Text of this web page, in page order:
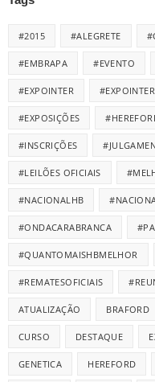
#2015 #ALEGRETE
#EMBRAPA #EVENTO
#EXPOINTER
#EXPOSIÇÕES
#INSCRIÇÕES
#LEILÕES OFICIAIS
#NACIONALHB
#ONDACARABRANCA
#QUANTOMAISHBMELHOR
#REMATESOFICIAIS
ATUALIZAÇÃO BRAFORD
CURSO DESTAQUE
GENETICA HEREFORD